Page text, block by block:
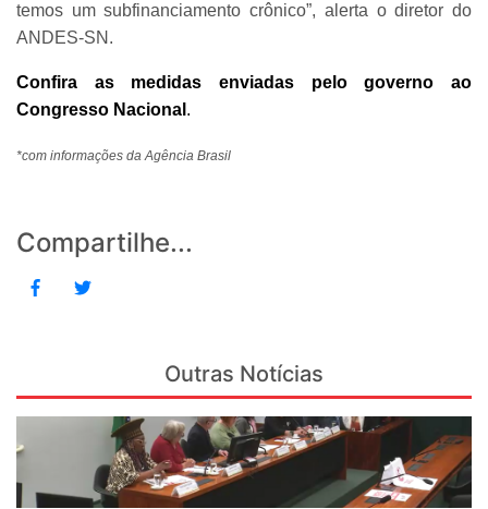
temos um subfinanciamento crônico”, alerta o diretor do
ANDES-SN.
Confira as medidas enviadas pelo governo ao
Congresso Nacional .
*com informações da Agência Brasil
Compartilhe...
Outras Notícias